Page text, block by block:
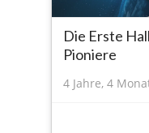
Die Erste
Pioniere
4 Jahre, 4